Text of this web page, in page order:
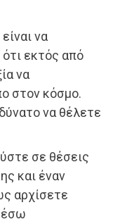
να
εκτός από
να
στον κόσμο.
να θέλετε
σε θέσεις
και έναν
αρχίσετε